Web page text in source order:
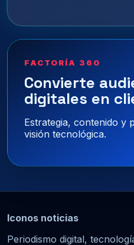
FACTORÍA 360
Convierte
digitales en
Estrategia, contenido y
visión tecnológica.
Iconos noticias
Periodismo digital,